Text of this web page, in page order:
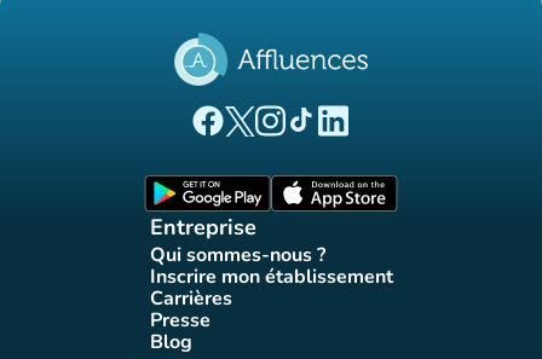
(nouvel onglet)
(nouvel onglet)
(nouvel onglet)
(nouvel onglet)
(nouvel onglet)
Entreprise
Qui sommes-nous ?
(nouvel onglet)
Inscrire mon établissement
(nouvel onglet)
Carrières(nouvel onglet)
Presse(nouvel onglet)
Blog(nouvel onglet)